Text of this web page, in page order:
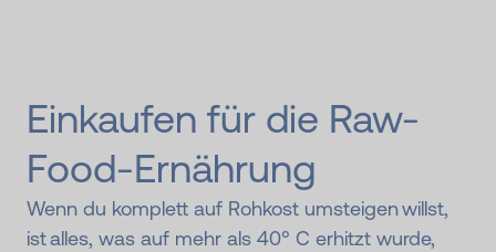
Einkaufen für die Raw-
Food-Ernährung
Wenn du komplett auf Rohkost umsteigen willst,
ist alles, was auf mehr als 40° C erhitzt wurde,